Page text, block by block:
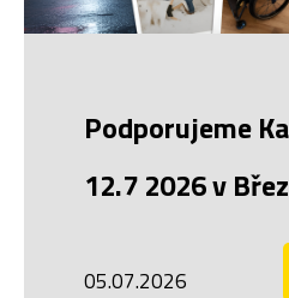
Podporujeme
12.7 2026 v
05.07.2026